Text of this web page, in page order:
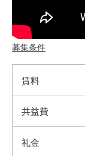
募集条件
賃料
共益費
礼金